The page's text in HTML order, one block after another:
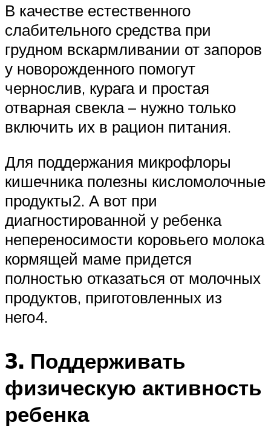
В качестве естественного
слабительного средства при
грудном вскармливании от запоров
у новорожденного помогут
чернослив, курага и простая
отварная свекла – нужно только
включить их в рацион питания.
Для поддержания микрофлоры
кишечника полезны кисломолочные
продукты2. А вот при
диагностированной у ребенка
непереносимости коровьего молока
кормящей маме придется
полностью отказаться от молочных
продуктов, приготовленных из
него4.
3. Поддерживать
физическую активность
ребенка